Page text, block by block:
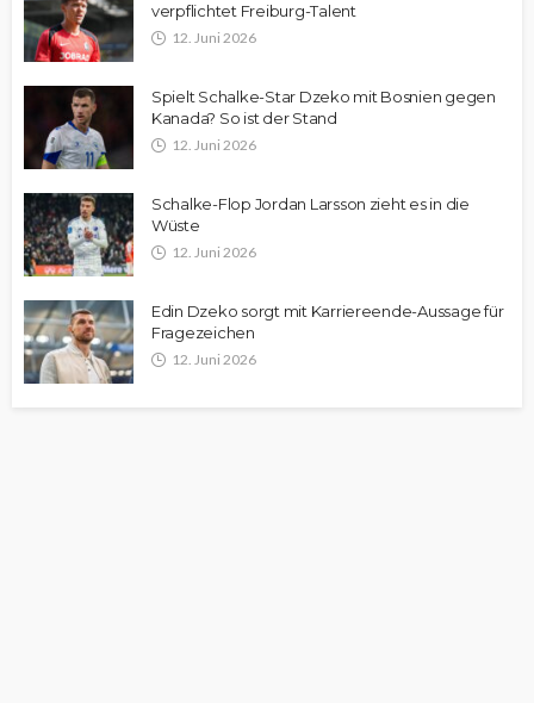
verpflichtet Freiburg-Talent
12. Juni 2026
Spielt Schalke-Star Dzeko mit Bosnien gegen
Kanada? So ist der Stand
12. Juni 2026
Schalke-Flop Jordan Larsson zieht es in die
Wüste
12. Juni 2026
Edin Dzeko sorgt mit Karriereende-Aussage für
Fragezeichen
12. Juni 2026